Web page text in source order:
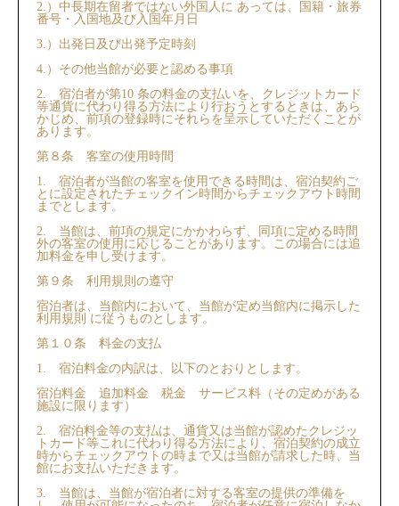
2.）中⻑期在留者ではない外国人に あっては、国籍・旅券
番号・入国地及び入国年月日
3.）出発日及び出発予定時刻
4.）その他当館が必要と認める事項
2. 宿泊者が第10 条の料金の支払いを、クレジットカード
等通貨に代わり得る方法により行おうとするときは、あら
かじめ、前項の登録時にそれらを呈⽰していただくことが
あります。
第８条 客室の使用時間
1. 宿泊者が当館の客室を使用できる時間は、宿泊契約ご
とに設定されたチェックイン時間からチェックアウト時間
までとします。
2. 当館は、前項の規定にかかわらず、同項に定める時間
外の客室の使用に応じることがあります。この場合には追
加料金を申し受けます。
第９条 利用規則の遵守
宿泊者は、当館内において、当館が定め当館内に掲⽰した
利用規則 に従うものとします。
第１０条 料金の支払
1. 宿泊料金の内訳は、以下のとおりとします。
宿泊料金 追加料金 税金 サービス料（その定めがある
施設に限ります）
2. 宿泊料金等の支払は、通貨⼜は当館が認めたクレジッ
トカード等これに代わり得る方法により、宿泊契約の成立
時からチェックアウトの時まで⼜は当館が請求した時、当
館にお⽀払いただきます。
3. 当館は、当館が宿泊者に対する客室の提供の準備を